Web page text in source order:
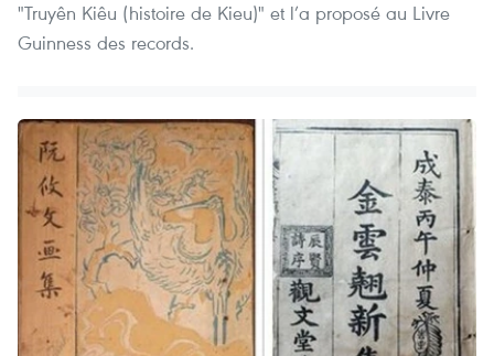
"Truyên Kiêu (histoire de Kieu)" et l’a proposé au Livre
Guinness des records.